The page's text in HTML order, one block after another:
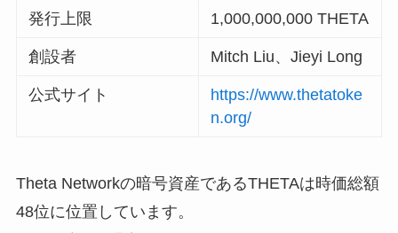
発行上限 1,000,000,000 THETA
創設者 Mitch Liu、Jieyi Long
公式サイト
https://www.thetatoke
n.org/
Theta Networkの暗号資産であるTHETAは時価総額
48位に位置しています。